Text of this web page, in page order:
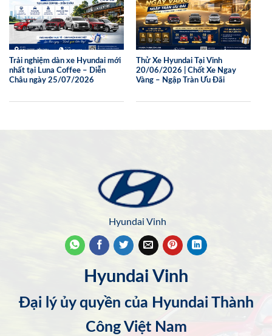
Trải nghiệm dàn xe Hyundai mới
nhất tại Luna Coffee – Diễn
Châu ngày 25/07/2026
Thử Xe Hyundai Tại Vinh
20/06/2026 | Chốt Xe Ngay
Vàng – Ngập Tràn Ưu Đãi
Hyundai Vinh
Hyundai Vinh
Đại lý ủy quyền của Hyundai Thành
Công Việt Nam